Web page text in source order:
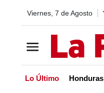
Viernes, 7 de Agosto
Lo Último Honduras